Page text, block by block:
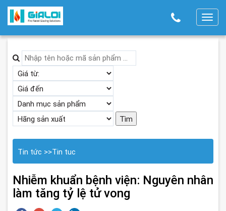
T
i
Tin tức >>Tin tuc
Nhiễm khuẩn bệnh viện: Nguyên nhân
làm tăng tỷ lệ tử vong